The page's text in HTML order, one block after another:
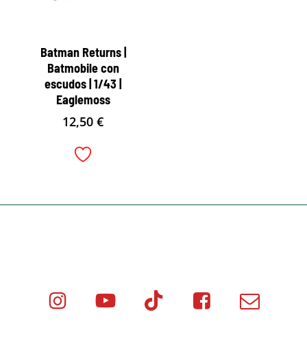
Batman Returns |
Batmobile con
escudos | 1/43 |
Eaglemoss
12,50€
Minicar Tok
Minicar Minicar